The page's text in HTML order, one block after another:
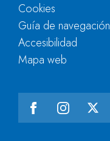
Cookies
Guía de navegación
Accesibilidad
Mapa web